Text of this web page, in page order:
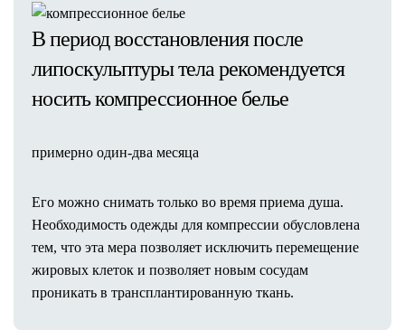
В период восстановления после
липоскульптуры тела рекомендуется
носить компрессионное белье
примерно один-два месяца
Его можно снимать только во время приема душа.
Необходимость одежды для компрессии обусловлена
тем, что эта мера позволяет исключить перемещение
жировых клеток и позволяет новым сосудам
проникать в трансплантированную ткань.